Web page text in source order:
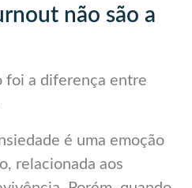
não são a
foi a diferença entre
é uma emoção
relacionada aos